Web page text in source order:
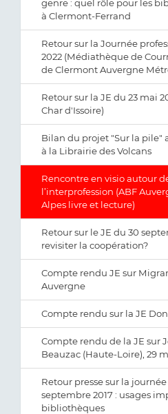
genre : quel rôle pour les
à Clermont-Ferrand
Retour sur la Journée
2022 (Médiathèque de
de Clermont Auvergne
Retour sur la JE du 23 mai
Char d'Issoire)
Bilan du projet "Sur la pile"
à la Librairie des Volcans
Rencontre en visio autour
l’interprofession (ABF
Alpes livre et lecture)
Retour sur le JE du 30
revisiter la coopération?
Compte rendu JE sur
Auvergne
Compte rendu sur la JE
Compte rendu de la JE sur
Beauzac (Haute-Loire), 29
Retour presse sur la
septembre 2017 : usages
bibliothèques